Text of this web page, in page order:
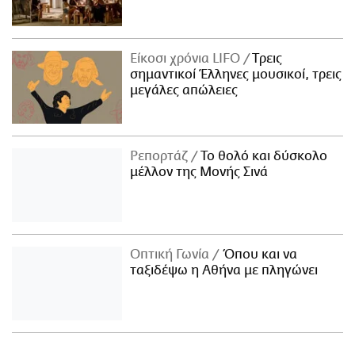
Είκοσι χρόνια LIFO
Tρεις
σημαντικοί Έλληνες μουσικοί, τρεις
μεγάλες απώλειες
Ρεπορτάζ
Το θολό και δύσκολο
μέλλον της Μονής Σινά
Οπτική Γωνία
Όπου και να
ταξιδέψω η Αθήνα με πληγώνει